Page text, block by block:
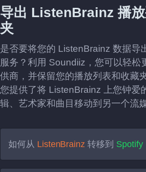
导出 ListenBrainz 播
夹
是否要将您的 ListenBrainz 数据导
服务？利用 Soundiiz，您可以轻松
供商，并保留您的播放列表和收藏
您提供了将 ListenBrainz 上您钟爱
辑、艺术家和曲目移动到另一个流
如何从 ListenBrainz 转移到 Spotify